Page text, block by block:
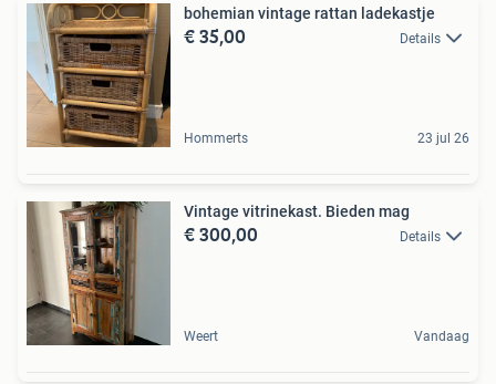
bohemian vintage rattan ladekastje
€ 35,00 Details
Hommerts 23 jul 26
Vintage vitrinekast. Bieden mag
€ 300,00 Details
Weert Vandaag